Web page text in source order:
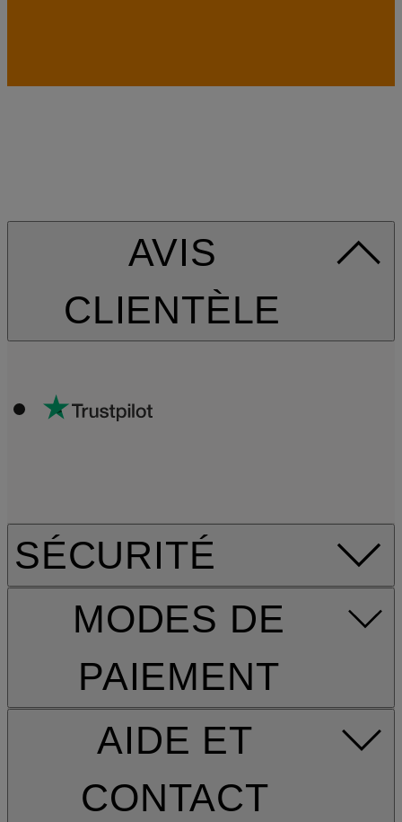
AIDE ET
CONTACT
AVIS
CLIENTÈLE
SÉCURITÉ
MODES DE
PAIEMENT